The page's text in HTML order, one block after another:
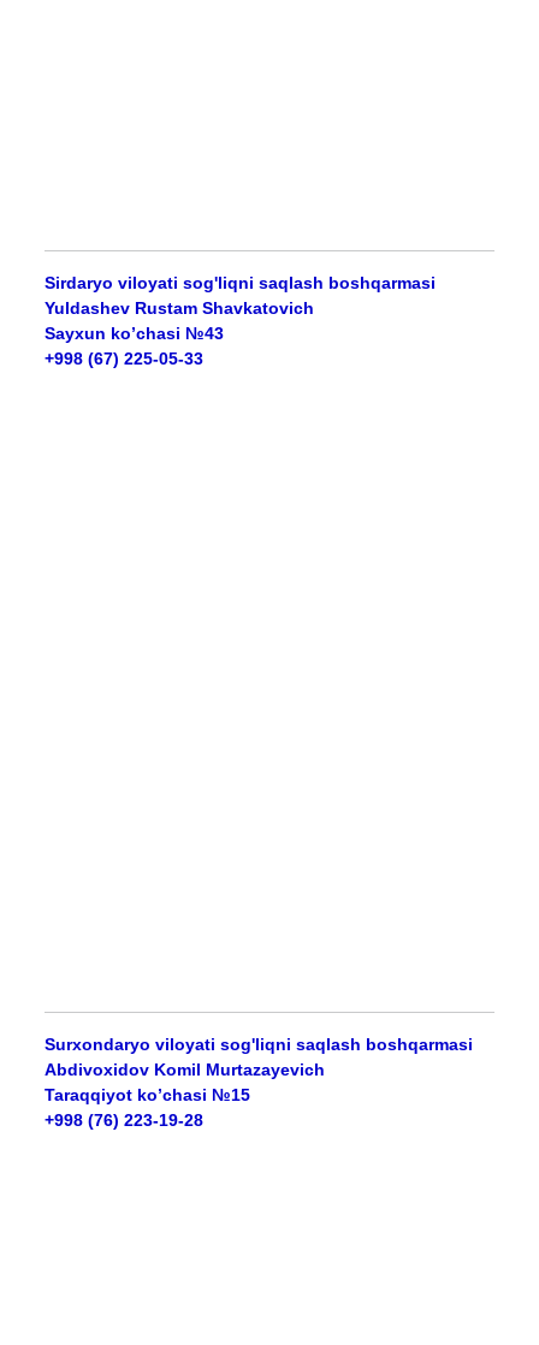
Sirdaryo viloyati sog'liqni saqlash boshqarmasi
Yuldashev Rustam Shavkatovich
Sayxun ko’chasi №43
+998 (67) 225-05-33
Surxondaryo viloyati sog'liqni saqlash boshqarmasi
Abdivoxidov Komil Murtazayevich
Taraqqiyot ko’chasi №15
+998 (76) 223-19-28